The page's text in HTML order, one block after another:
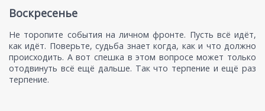
Воскресенье
Не торопите события на личном фронте. Пусть всё идёт,
как идёт. Поверьте, судьба знает когда, как и что должно
происходить. А вот спешка в этом вопросе может только
отодвинуть всё ещё дальше. Так что терпение и ещё раз
терпение.